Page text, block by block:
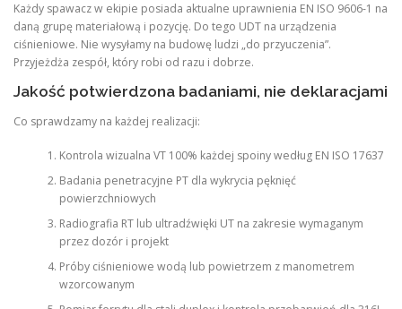
Każdy spawacz w ekipie posiada aktualne uprawnienia EN ISO 9606-1 na
daną grupę materiałową i pozycję. Do tego UDT na urządzenia
ciśnieniowe. Nie wysyłamy na budowę ludzi „do przyuczenia”.
Przyjeżdża zespół, który robi od razu i dobrze.
Jakość potwierdzona badaniami, nie deklaracjami
Co sprawdzamy na każdej realizacji:
Kontrola wizualna VT 100% każdej spoiny według EN ISO 17637
Badania penetracyjne PT dla wykrycia pęknięć
powierzchniowych
Radiografia RT lub ultradźwięki UT na zakresie wymaganym
przez dozór i projekt
Próby ciśnieniowe wodą lub powietrzem z manometrem
wzorcowanym